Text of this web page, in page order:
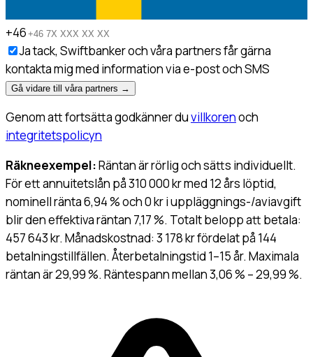
+46
Ja tack, Swiftbanker och våra partners får gärna
kontakta mig med information via e-post och SMS
Gå vidare till våra partners →
Genom att fortsätta godkänner duvillkorenoch
integritetspolicyn
Räkneexempel:Räntan är rörlig och sätts individuellt.
För ett annuitetslån på 310 000 kr med 12 års löptid,
nominell ränta 6,94 % och 0 kr i uppläggnings-/aviavgift
blir den effektiva räntan 7,17 %. Totalt belopp att betala:
457 643 kr. Månadskostnad: 3 178 kr fördelat på 144
betalningstillfällen. Återbetalningstid 1–15 år. Maximala
räntan är 29,99 %. Räntespann mellan 3,06 % – 29,99 %.